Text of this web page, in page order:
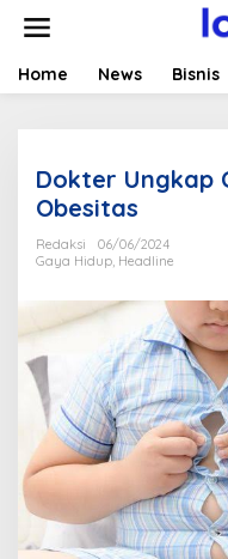
t
Home News Bisnis
Dokter Ungkap
Obesitas
Redaksi
06/06/2024
Gaya Hidup, Headline